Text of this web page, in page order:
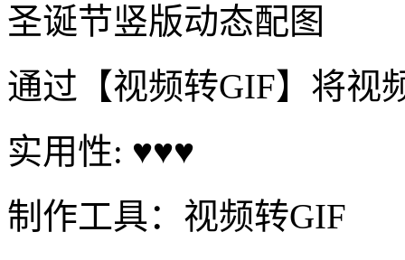
圣诞节竖版动态配图
通过【视频转GIF】将视
实用性: ♥♥♥
制作工具：视频转GIF